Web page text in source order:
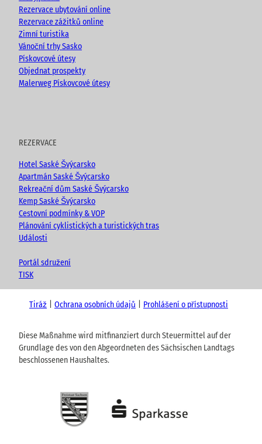
Rezervace ubytování online
Rezervace zážitků online
Zimní turistika
Vánoční trhy Sasko
Pískovcové útesy
Objednat prospekty
Malerweg Pískovcové útesy
REZERVACE
Hotel Saské Švýcarsko
Apartmán Saské Švýcarsko
Rekreační dům Saské Švýcarsko
Kemp Saské Švýcarsko
Cestovní podmínky & VOP
Plánování cyklistických a turistických tras
Události
Portál sdružení
TISK
Tiráž Ochrana osobních údajů Prohlášení o přístupnosti
Diese Maßnahme wird mitfinanziert durch Steuermittel auf der
Grundlage des von den Abgeordneten des Sächsischen Landtags
beschlossenen Haushaltes.